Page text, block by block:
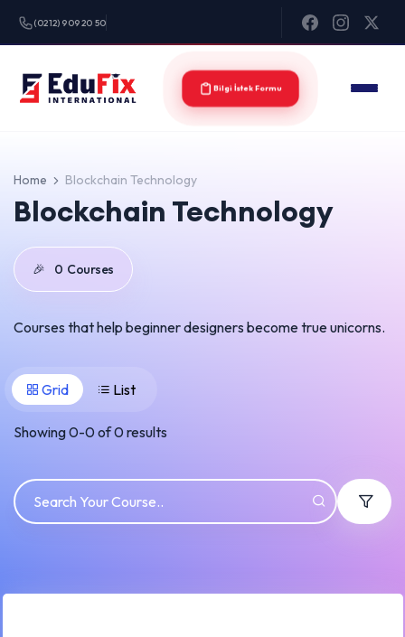
(0212) 909 20 50
Bilgi İstek Formu
Home Blockchain Technology
Blockchain Technology
🎉 0 Courses
Courses that help beginner designers become true unicorns.
Grid List
Showing0-0 of0 results